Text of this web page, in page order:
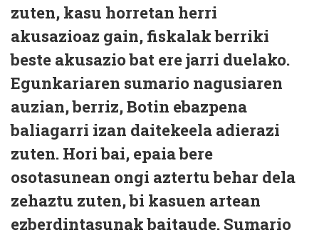
zuten, kasu horretan herri
akusazioaz gain, fiskalak berriki
beste akusazio bat ere jarri duelako.
Egunkariaren sumario nagusiaren
auzian, berriz, Botin ebazpena
baliagarri izan daitekeela adierazi
zuten. Hori bai, epaia bere
osotasunean ongi aztertu behar dela
zehaztu zuten, bi kasuen artean
ezberdintasunak baitaude. Sumario